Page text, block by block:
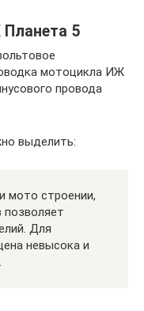
5
мотоцикла ИЖ
провода
выделить:
мото строении,
позволяет
Для
невысока и